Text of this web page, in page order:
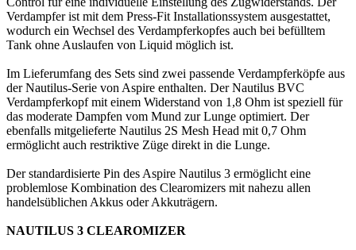
Verdampfer ist mit dem Press-Fit Installationssystem ausgestattet,
wodurch ein Wechsel des Verdampferkopfes auch bei befülltem
Tank ohne Auslaufen von Liquid möglich ist.
Im Lieferumfang des Sets sind zwei passende Verdampferköpfe aus
der Nautilus-Serie von Aspire enthalten. Der Nautilus BVC
Verdampferkopf mit einem Widerstand von 1,8 Ohm ist speziell für
das moderate Dampfen vom Mund zur Lunge optimiert. Der
ebenfalls mitgelieferte Nautilus 2S Mesh Head mit 0,7 Ohm
ermöglicht auch restriktive Züge direkt in die Lunge.
Der standardisierte Pin des Aspire Nautilus 3 ermöglicht eine
problemlose Kombination des Clearomizers mit nahezu allen
handelsüblichen Akkus oder Akkuträgern.
NAUTILUS 3 CLEAROMIZER